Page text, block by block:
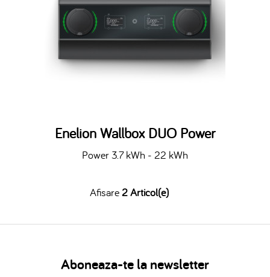
Enelion Wallbox DUO Power
Power 3.7 kWh - 22 kWh
Afisare2 Articol(e)
Aboneaza-te la newsletter